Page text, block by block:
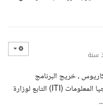
سنة
، خريج البرنامج
الاحترافي لمدة 9 شهور من معهد تكنولوجيا المعلومات (ITI) التابع لوزارة